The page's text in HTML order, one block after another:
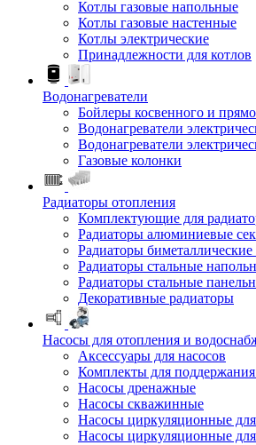
Котлы газовые напольные
Котлы газовые настенные
Котлы электрические
Принадлежности для котлов
Водонагреватели
Бойлеры косвенного и
Водонагреватели
Водонагреватели
Газовые колонки
Радиаторы отопления
Комплектующие для
Радиаторы алюминиевые
Радиаторы
Радиаторы стальные
Радиаторы стальные
Декоративные радиаторы
Насосы для отопления и
Аксессуары для насосов
Комплекты для
Насосы дренажные
Насосы скважинные
Насосы циркуляционные
Насосы циркуляционные